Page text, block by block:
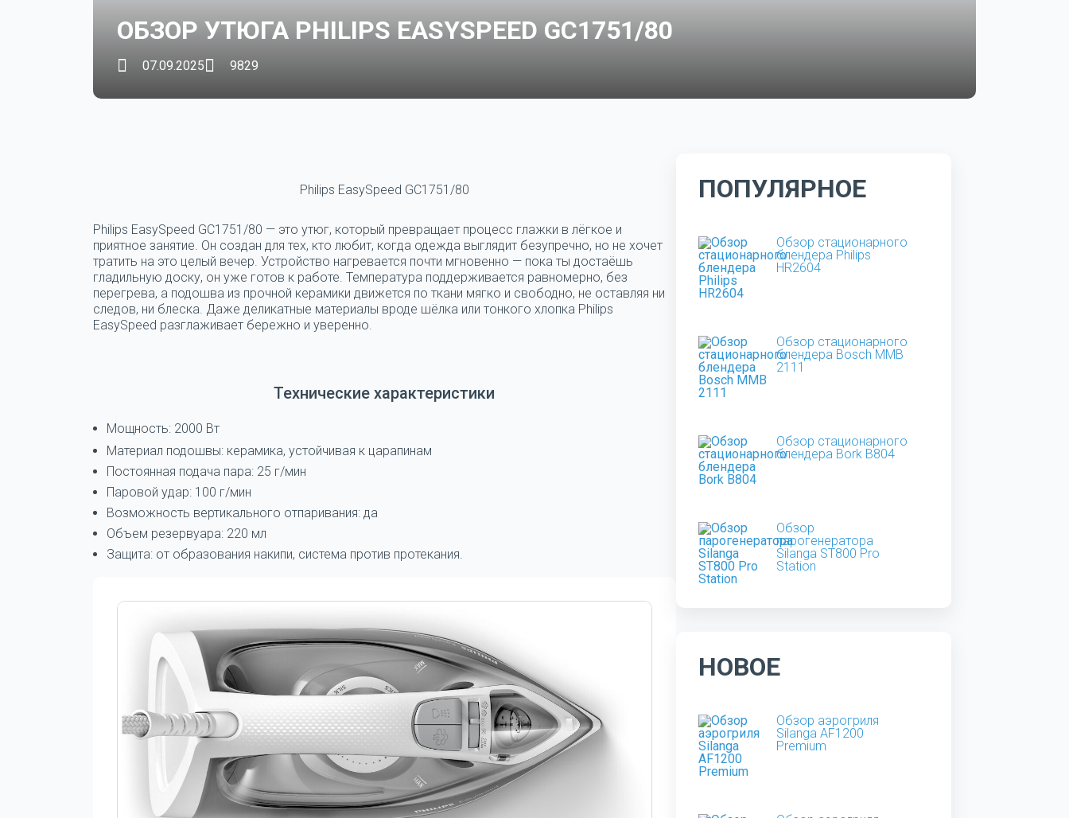
ОБЗОР УТЮГА PHILIPS EASYSPEED GC1751/80
07.09.2025 9829
Philips EasySpeed GC1751/80
Philips EasySpeed GC1751/80 — это утюг, который превращает процесс глажки в лёгкое и
приятное занятие. Он создан для тех, кто любит, когда одежда выглядит безупречно, но не хочет
тратить на это целый вечер. Устройство нагревается почти мгновенно — пока ты достаёшь
гладильную доску, он уже готов к работе. Температура поддерживается равномерно, без
перегрева, а подошва из прочной керамики движется по ткани мягко и свободно, не оставляя ни
следов, ни блеска. Даже деликатные материалы вроде шёлка или тонкого хлопка Philips
EasySpeed разглаживает бережно и уверенно.
Технические характеристики
Мощность: 2000 Вт
Материал подошвы: керамика, устойчивая к царапинам
Постоянная подача пара: 25 г/мин
Паровой удар: 100 г/мин
Возможность вертикального отпаривания: да
Объем резервуара: 220 мл
Защита: от образования накипи, система против протекания.
ПОПУЛЯРНОЕ
Обзор стационарного
блендера Philips
HR2604
Обзор стационарного
блендера Bosch MMB
2111
Обзор стационарного
блендера Bork B804
Обзор
парогенератора
Silanga ST800 Pro
Station
НОВОЕ
Обзор аэрогриля
Silanga AF1200
Premium